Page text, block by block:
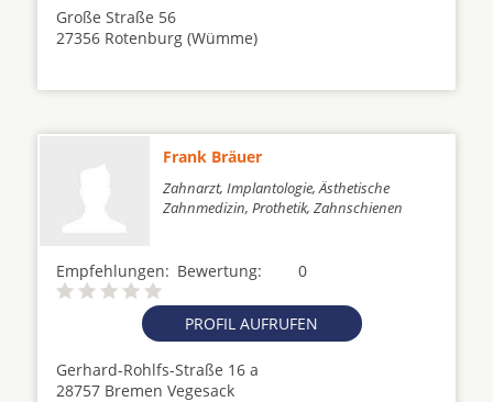
Große Straße 56
27356 Rotenburg (Wümme)
Frank Bräuer
Zahnarzt, Implantologie, Ästhetische
Zahnmedizin, Prothetik, Zahnschienen
Empfehlungen: 0
Bewertung:
PROFIL AUFRUFEN
Gerhard-Rohlfs-Straße 16 a
28757 Bremen Vegesack